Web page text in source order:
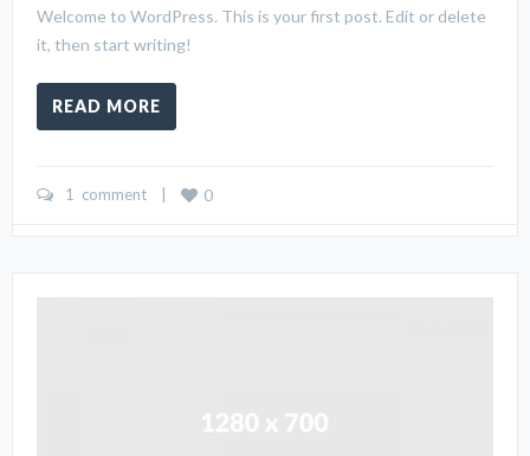
Welcome to WordPress. This is your first post. Edit or delete
it, then start writing!
READ MORE
1  comment 0